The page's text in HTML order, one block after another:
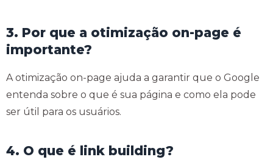
3. Por que a otimização on-page é
importante?
A otimização on-page ajuda a garantir que o Google
entenda sobre o que é sua página e como ela pode
ser útil para os usuários.
4. O que é link building?